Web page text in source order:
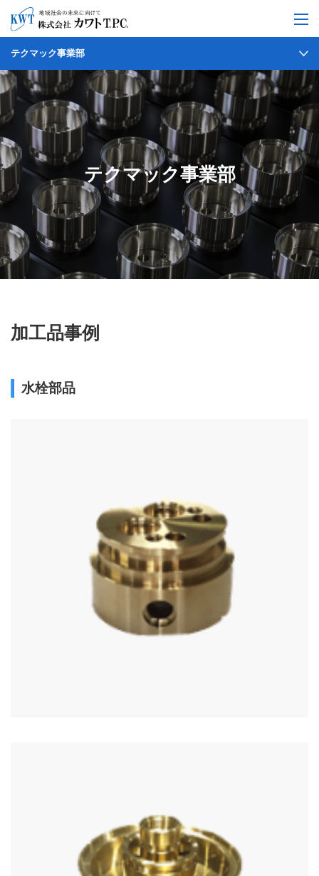
テクマック事業部
テクマック事業部
加工品事例
水栓部品